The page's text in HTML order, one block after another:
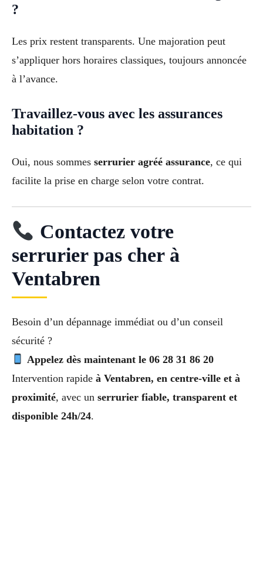
?
Les prix restent transparents. Une majoration peut
s’appliquer hors horaires classiques, toujours annoncée
à l’avance.
Travaillez-vous avec les assurances
habitation ?
Oui, nous sommes serrurier agréé assurance, ce qui
facilite la prise en charge selon votre contrat.
Contactez votre
serrurier pas cher à
Ventabren
Besoin d’un dépannage immédiat ou d’un conseil
sécurité ?
Appelez dès maintenant le 06 28 31 86 20
Intervention rapide à Ventabren, en centre-ville et à
proximité, avec un serrurier fiable, transparent et
disponible 24h/24.